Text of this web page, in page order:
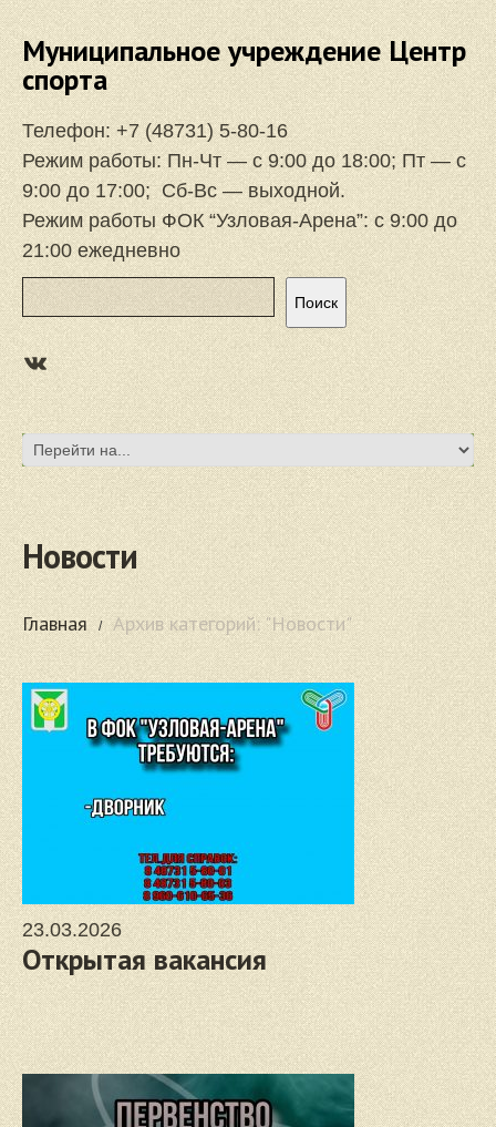
Муниципальное учреждение Центр
спорта
Телефон:+7 (48731) 5-80-16
Режим работы: Пн-Чт — с 9:00 до 18:00; Пт — с
9:00 до 17:00; Сб-Вс — выходной.
Режим работы ФОК “Узловая-Арена”: с 9:00 до
21:00 ежедневно
Поиск
Поиск
https://vk.com/focuzlarena
Новости
Главная Архив категорий: "Новости"
23.03.2026
Открытая вакансия